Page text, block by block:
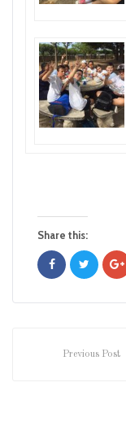
Share this:
Previous Post